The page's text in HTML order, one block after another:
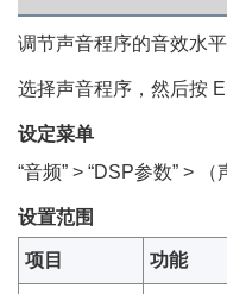
调节声音程序的音效水
选择声音程序，然后按
设定菜单
“音频” > “DSP参数” > （
设置范围
项目 功能